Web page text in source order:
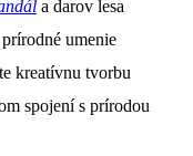
a darov lesa
umenie
kreatívnu tvorbu
spojení s prírodou